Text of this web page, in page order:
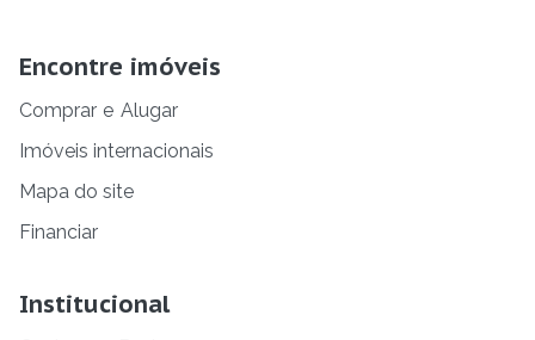
Encontre imóveis
Comprar e Alugar
Imóveis internacionais
Mapa do site
Financiar
Institucional